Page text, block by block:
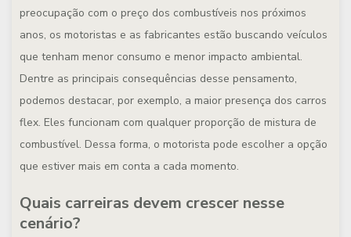
preocupação com o preço dos combustíveis nos próximos
anos, os motoristas e as fabricantes estão buscando veículos
que tenham menor consumo e menor impacto ambiental.
Dentre as principais consequências desse pensamento,
podemos destacar, por exemplo, a maior presença dos carros
flex. Eles funcionam com qualquer proporção de mistura de
combustível. Dessa forma, o motorista pode escolher a opção
que estiver mais em conta a cada momento.
Quais carreiras devem crescer nesse
cenário?